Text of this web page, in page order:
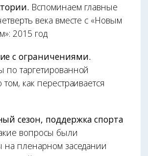
Вспоминаем главные
века вместе с «Новым
2015 год
с ограничениями.
по таргетированной
как перестраивается
сезон, поддержка спорта
вопросы были
на пленарном заседании